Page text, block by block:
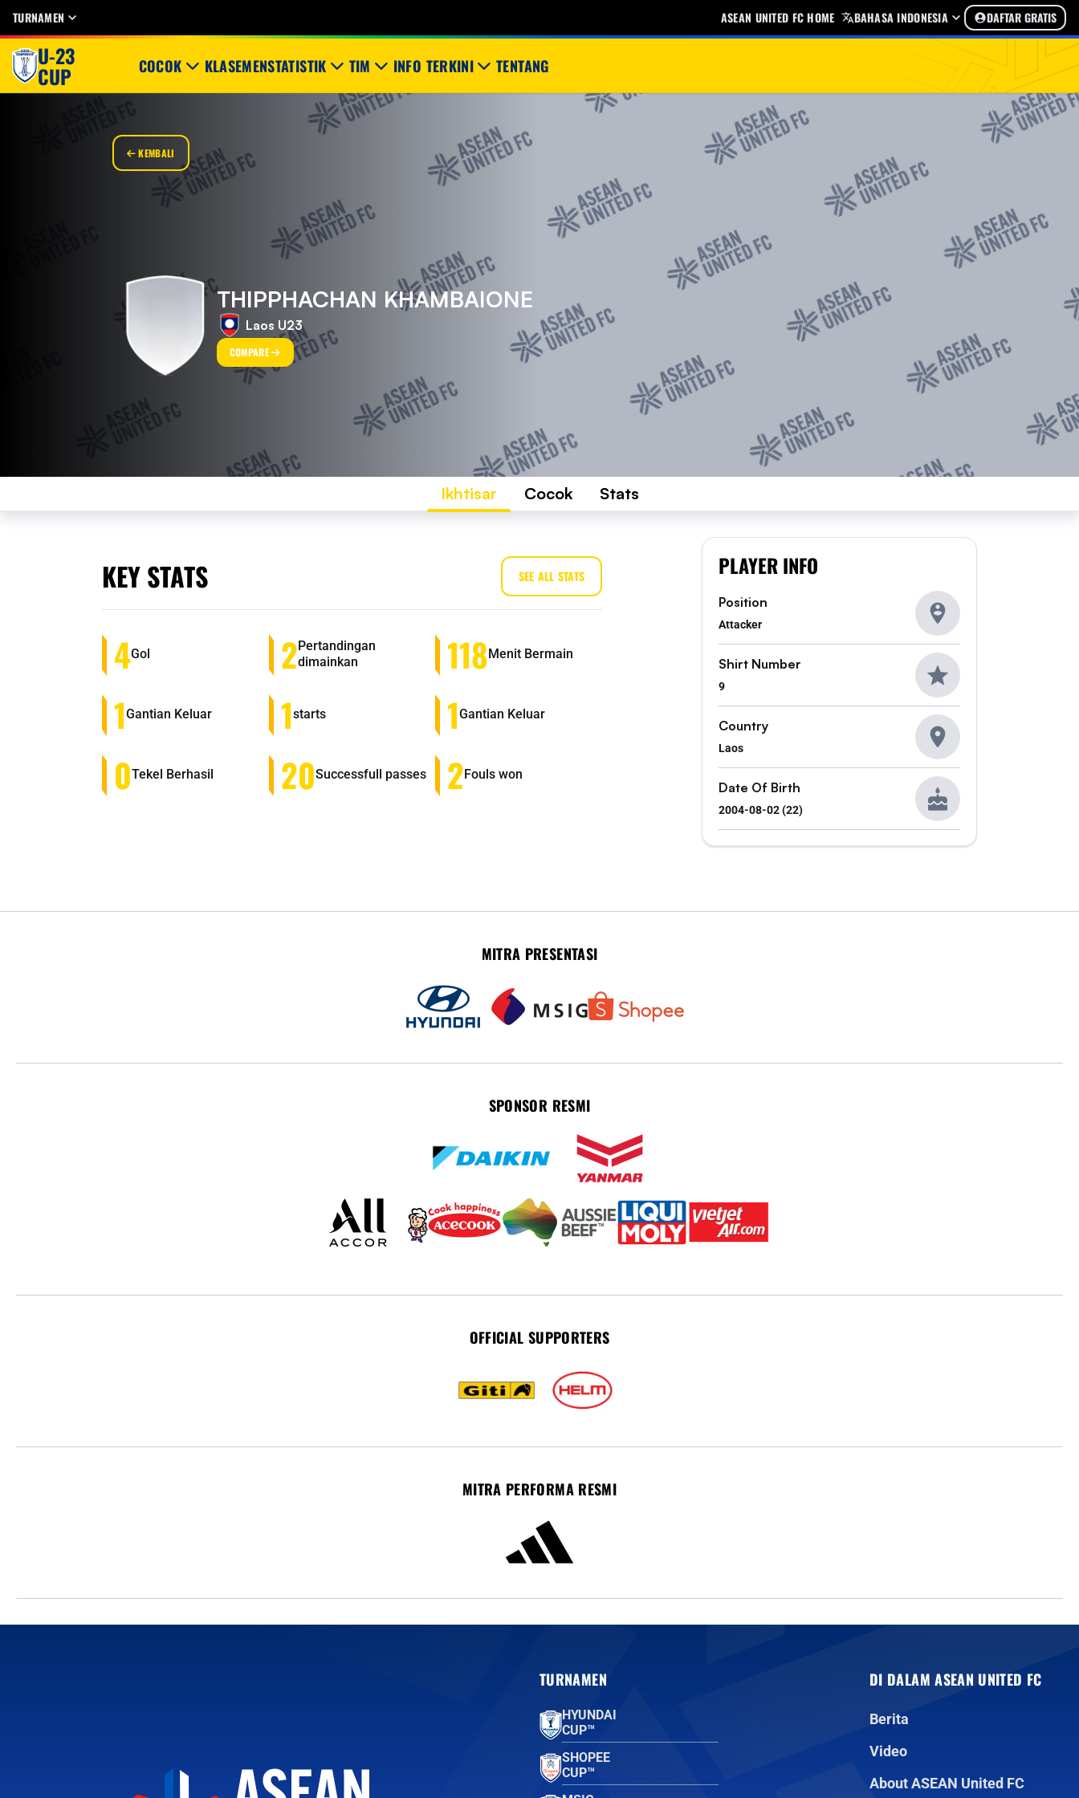
TURNAMEN ASEAN UNITED FC HOME BAHASA INDONESIA DAFTAR GRATIS
U-23
CUP COCOK KLASEMENSTATISTIK TIM INFO TERKINI TENTANG
KEMBALI
THIPPHACHAN KHAMBAIONE
Laos U23
COMPARE
Ikhtisar Cocok Stats
KEY STATS SEE ALL STATS
4Gol 2Pertandingan
dimainkan
118Menit Bermain
1Gantian Keluar 1starts 1Gantian Keluar
0Tekel Berhasil 20Successfull passes 2Fouls won
PLAYER INFO
Position
Attacker
Shirt Number
9
Country
Laos
Date Of Birth
2004-08-02 (22)
MITRA PRESENTASI
SPONSOR RESMI
OFFICIAL SUPPORTERS
MITRA PERFORMA RESMI
TURNAMEN
HYUNDAI
CUP™
SHOPEE
CUP™
DI DALAM ASEAN UNITED FC
Berita
Video
About ASEAN United FC